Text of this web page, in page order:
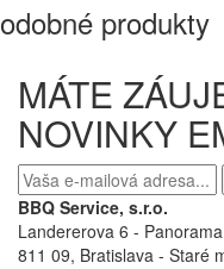
produkty
MÁTE
NOVINKY
BBQ Service, s.r.o.
Landererova 6 -
811 09, Bratislava - Staré